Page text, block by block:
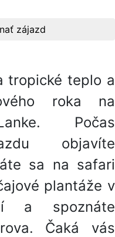
zájazd
tropické teplo a
roka na
Počas
objavíte
sa na safari
plantáže v
a spoznáte
Čaká vás